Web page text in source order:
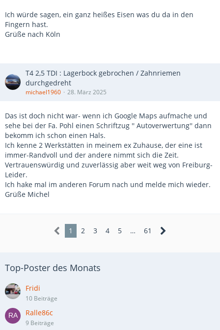
Ich würde sagen, ein ganz heißes Eisen was du da in den
Fingern hast.
Grüße nach Köln
T4 2,5 TDI : Lagerbock gebrochen / Zahnriemen
durchgedreht
michael1960 28. März 2025
Das ist doch nicht war- wenn ich Google Maps aufmache und
sehe bei der Fa. Pohl einen Schriftzug '' Autoverwertung'' dann
bekomm ich schon einen Hals.
Ich kenne 2 Werkstätten in meinem ex Zuhause, der eine ist
immer-Randvoll und der andere nimmt sich die Zeit.
Vertrauenswürdig und zuverlässig aber weit weg von Freiburg-
Leider.
Ich hake mal im anderen Forum nach und melde mich wieder.
Grüße Michel
1 2 3 4 5 … 61
Top-Poster des Monats
Fridi
10 Beiträge
Ralle86c
9 Beiträge